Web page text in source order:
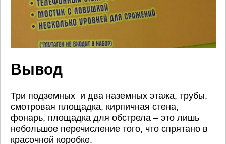
Вывод
Три подземных и два наземных этажа, трубы,
смотровая площадка, кирпичная стена,
фонарь, площадка для обстрела – это лишь
небольшое перечисление того, что спрятано в
красочной коробке.